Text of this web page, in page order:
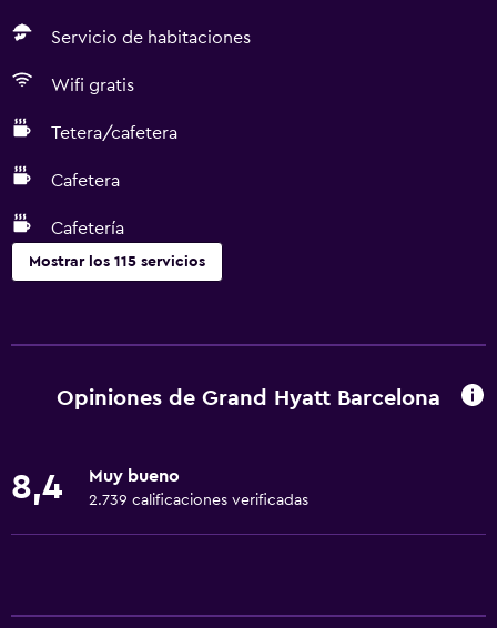
Servicio de habitaciones
Wifi gratis
Tetera/cafetera
Cafetera
Cafetería
Mostrar los 115 servicios
Alquiler de equipos de audio/video
Servicio de conserjería
Opiniones de Grand Hyatt Barcelona
8,4 Muy bueno
2.739 calificaciones verificadas